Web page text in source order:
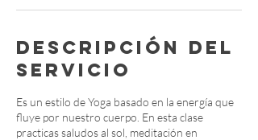
Descripción del
servicio
Es un estilo de Yoga basado en la energía que
fluye por nuestro cuerpo. En esta clase
practicas saludos al sol, meditación en